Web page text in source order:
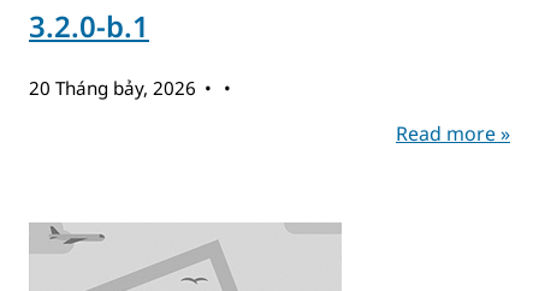
3.2.0-b.1
20 Tháng bảy, 2026
Read more »